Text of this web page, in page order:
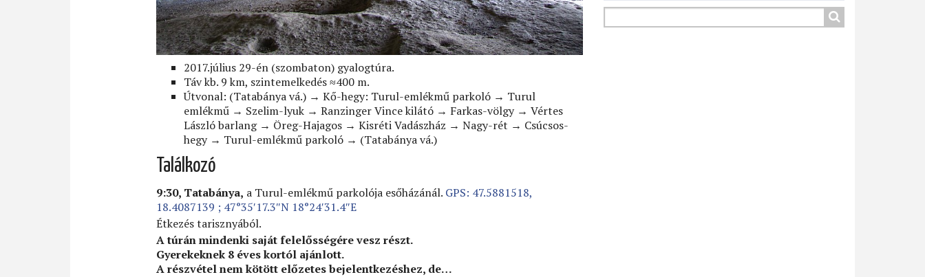
2017.július 29-én (szombaton) gyalogtúra.
Táv kb. 9 km, szintemelkedés ≈400 m.
Útvonal: (Tatabánya vá.) → Kő-hegy: Turul-emlékmű parkoló → Turul
emlékmű → Szelim-lyuk → Ranzinger Vince kilátó → Farkas-völgy → Vértes
László barlang → Öreg-Hajagos → Kisréti Vadászház → Nagy-rét → Csúcsos-
hegy → Turul-emlékmű parkoló → (Tatabánya vá.)
Találkozó
9:30, Tatabánya, a Turul-emlékmű parkolója esőházánál. GPS: 47.5881518,
18.4087139 ; 47°35′17.3″N 18°24′31.4″E
Étkezés tarisznyából.
A túrán mindenki saját felelősségére vesz részt.
Gyerekeknek 8 éves kortól ajánlott.
A részvétel nem kötött előzetes bejelentkezéshez, de…